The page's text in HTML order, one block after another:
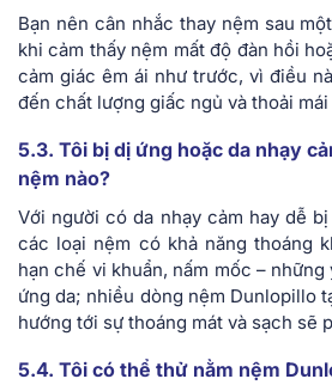
Bạn nên cân nhắc thay nệm sau
khi cảm thấy nệm mất độ đàn hồi
cảm giác êm ái như trước, vì điều
đến chất lượng giấc ngủ và thoải mái
5.3. Tôi bị dị ứng hoặc da nhạy
nệm nào?
Với người có da nhạy cảm hay dễ
các loại nệm có khả năng thoáng
hạn chế vi khuẩn, nấm mốc –
ứng da; nhiều dòng nệm Dunlopillo
hướng tới sự thoáng mát và sạch sẽ
5.4. Tôi có thể thử nằm nệm